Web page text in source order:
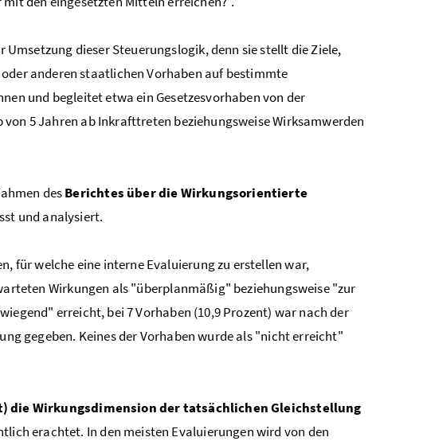
Umsetzung dieser Steuerungslogik, denn sie stellt die Ziele,
anderen staatlichen Vorhaben auf bestimmte
und begleitet etwa ein Gesetzesvorhaben von der
5 Jahren ab Inkrafttreten beziehungsweise Wirksamwerden
desBerichtes über die Wirkungsorientierte
und analysiert.
für welche eine interne Evaluierung zu erstellen war,
Wirkungen als "überplanmäßig" beziehungsweise "zur
erreicht, bei 7 Vorhaben (10,9 Prozent) war nach der
gegeben. Keines der Vorhaben wurde als "nicht erreicht"
die Wirkungsdimension der tatsächlichen Gleichstellung
erachtet. In den meisten Evaluierungen wird von den